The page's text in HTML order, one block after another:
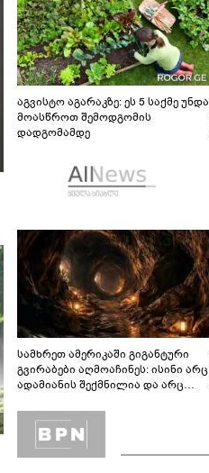
აგვისტო აგარაკზე: ეს 5 საქმე უნდა
მოასწროთ შემოდგომის
დადგომამდე
სამხრეთ ამერიკაში გიგანტური
გვირაბები აღმოაჩინეს: ისინი არც
ადამიანის შექმნილია და არც
ლაბირინთები?